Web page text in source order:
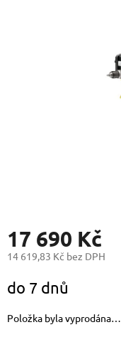
17 690 Kč
14 619,83 Kč bez DPH
cena:
do 7 dnů
Položka byla vyprodána…